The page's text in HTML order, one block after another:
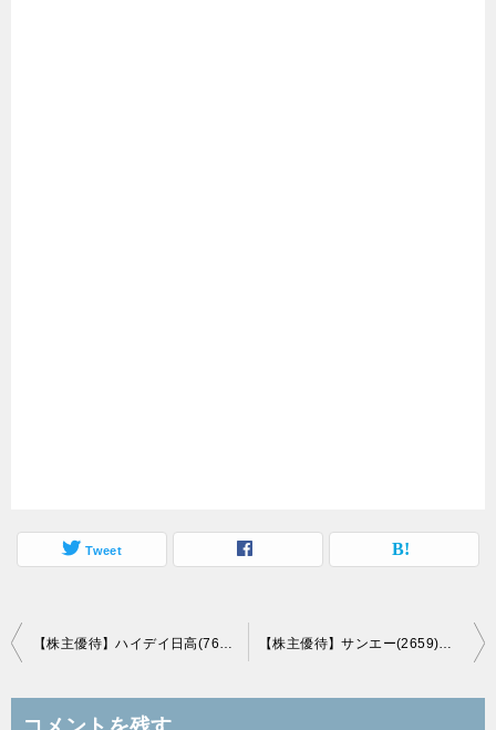
Tweet
投
【株主優待】ハイデイ日高(7611)の優待到着！優待券(500円) 2枚！ 【株主優待】サンエー(2659)の優待到着！三井住友ギフトカード！